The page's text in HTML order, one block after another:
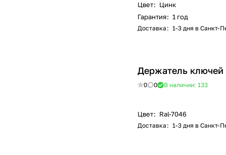
Цвет: Цинк
Гарантия: 1 год
Доставка : 1-3 дня в Санкт-
Держатель ключей
0 0 В наличии: 133
Цвет: Ral-7046
Доставка : 1-3 дня в Санкт-